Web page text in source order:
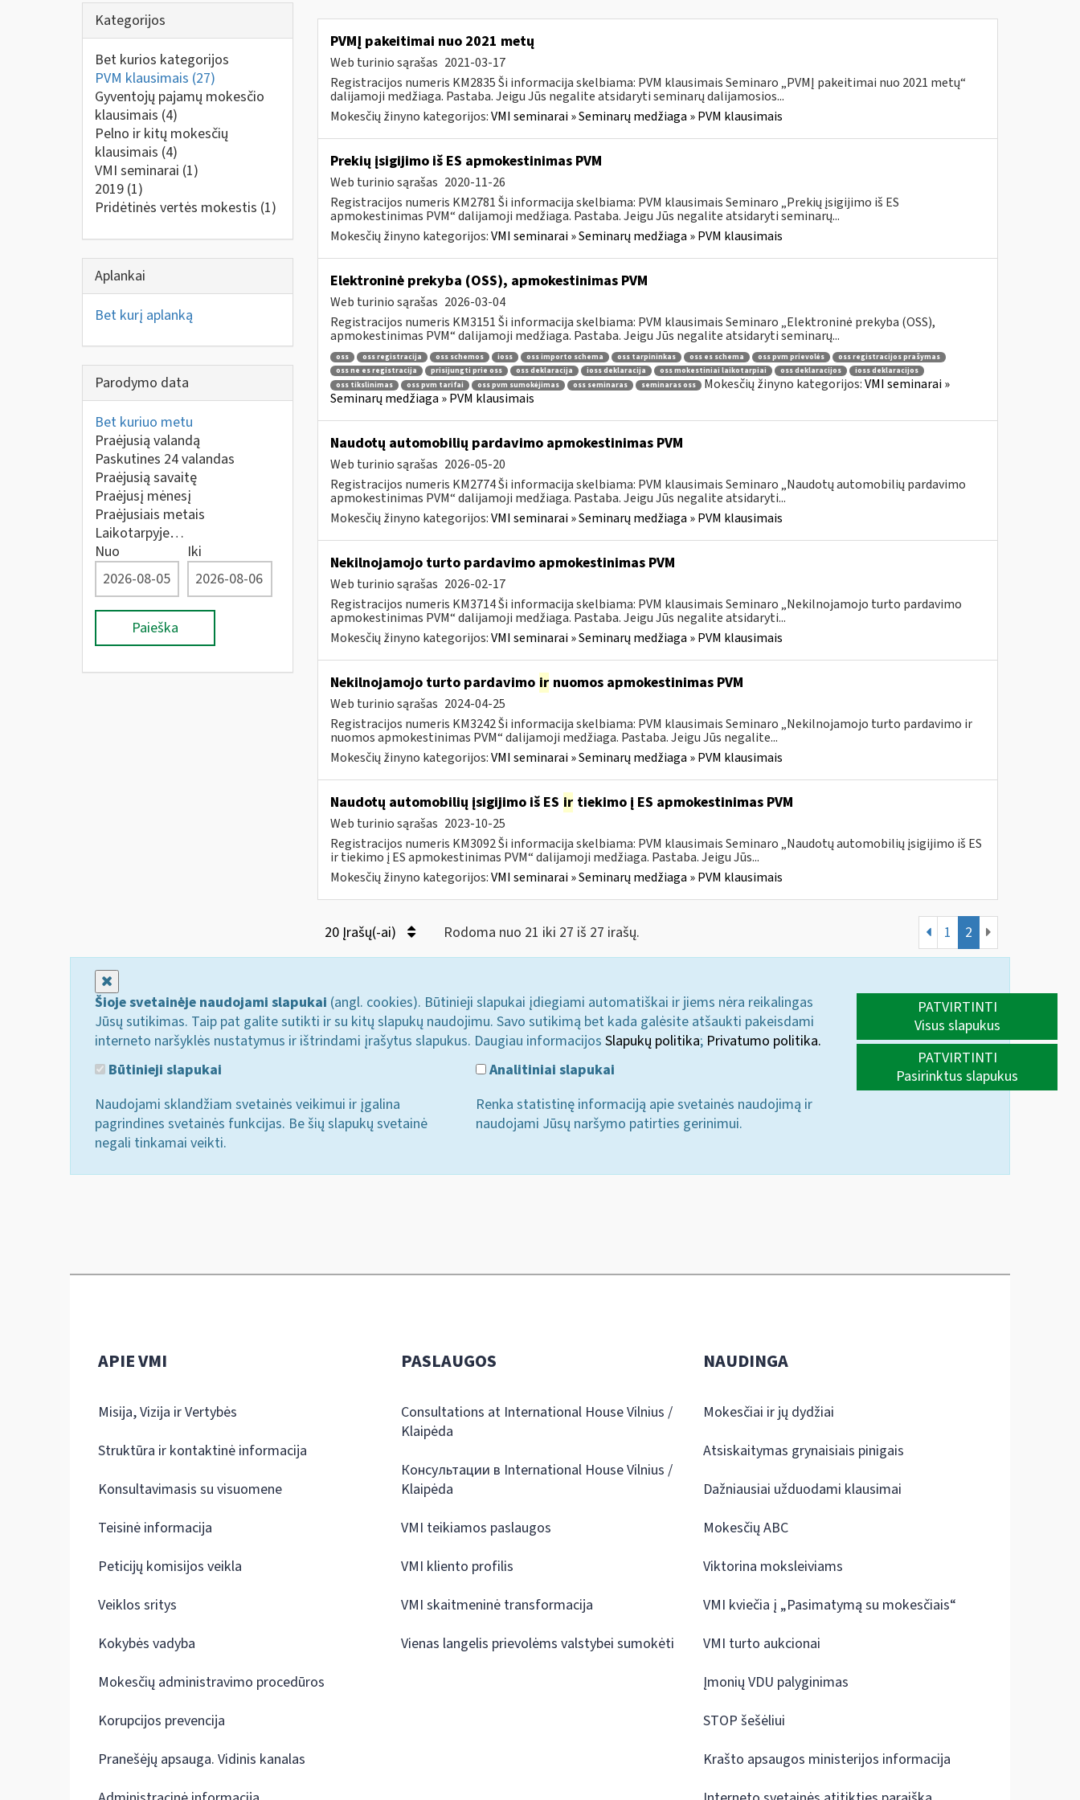
Kategorijos
Bet kurios kategorijos
PVM klausimais (27)
Gyventojų pajamų mokesčio
klausimais (4)
Pelno ir kitų mokesčių
klausimais (4)
VMI seminarai (1)
2019 (1)
Pridėtinės vertės mokestis (1)
Aplankai
Bet kurį aplanką
Parodymo data
Bet kuriuo metu
Praėjusią valandą
Paskutines 24 valandas
Praėjusią savaitę
Praėjusį mėnesį
Praėjusiais metais
Laikotarpyje…
Nuo
Iki
Paieška
PVMĮ pakeitimai nuo 2021 metų
Web turinio sąrašas 2021-03-17
Registracijos numeris KM2835 Ši informacija skelbiama: PVM klausimais Seminaro „PVMĮ pakeitimai nuo 2021 metų“
dalijamoji medžiaga. Pastaba. Jeigu Jūs negalite atsidaryti seminarų dalijamosios...
Mokesčių žinyno kategorijos:VMI seminarai » Seminarų medžiaga » PVM klausimais
Prekių įsigijimo iš ES apmokestinimas PVM
Web turinio sąrašas 2020-11-26
Registracijos numeris KM2781 Ši informacija skelbiama: PVM klausimais Seminaro „Prekių įsigijimo iš ES
apmokestinimas PVM“ dalijamoji medžiaga. Pastaba. Jeigu Jūs negalite atsidaryti seminarų...
Mokesčių žinyno kategorijos:VMI seminarai » Seminarų medžiaga » PVM klausimais
Elektroninė prekyba (OSS), apmokestinimas PVM
Web turinio sąrašas 2026-03-04
Registracijos numeris KM3151 Ši informacija skelbiama: PVM klausimais Seminaro „Elektroninė prekyba (OSS),
apmokestinimas PVM“ dalijamoji medžiaga. Pastaba. Jeigu Jūs negalite atsidaryti seminarų...
oss oss registracija oss schemos ioss oss importo schema oss tarpininkas oss es schema oss pvm prievolės
oss registracijos prašymas
oss ne es registracija
prisijungti prie oss oss deklaracija ioss deklaracija oss mokestiniai laikotarpiai oss deklaracijos
ioss deklaracijos
oss tikslinimas
oss pvm tarifai oss pvm sumokėjimas oss seminaras seminaras oss Mokesčių žinyno kategorijos:VMI seminarai »
Seminarų medžiaga » PVM klausimais
Naudotų automobilių pardavimo apmokestinimas PVM
Web turinio sąrašas 2026-05-20
Registracijos numeris KM2774 Ši informacija skelbiama: PVM klausimais Seminaro „Naudotų automobilių pardavimo
apmokestinimas PVM“ dalijamoji medžiaga. Pastaba. Jeigu Jūs negalite atsidaryti...
Mokesčių žinyno kategorijos:VMI seminarai » Seminarų medžiaga » PVM klausimais
Nekilnojamojo turto pardavimo apmokestinimas PVM
Web turinio sąrašas 2026-02-17
Registracijos numeris KM3714 Ši informacija skelbiama: PVM klausimais Seminaro „Nekilnojamojo turto pardavimo
apmokestinimas PVM“ dalijamoji medžiaga. Pastaba. Jeigu Jūs negalite atsidaryti...
Mokesčių žinyno kategorijos:VMI seminarai » Seminarų medžiaga » PVM klausimais
Nekilnojamojo turto pardavimo irnuomos apmokestinimas PVM
Web turinio sąrašas 2024-04-25
Registracijos numeris KM3242 Ši informacija skelbiama: PVM klausimais Seminaro „Nekilnojamojo turto pardavimo ir
nuomos apmokestinimas PVM“ dalijamoji medžiaga. Pastaba. Jeigu Jūs negalite...
Mokesčių žinyno kategorijos:VMI seminarai » Seminarų medžiaga » PVM klausimais
Naudotų automobilių įsigijimo iš ES irtiekimo į ES apmokestinimas PVM
Web turinio sąrašas 2023-10-25
Registracijos numeris KM3092 Ši informacija skelbiama: PVM klausimais Seminaro „Naudotų automobilių įsigijimo iš ES
ir tiekimo į ES apmokestinimas PVM“ dalijamoji medžiaga. Pastaba. Jeigu Jūs...
Mokesčių žinyno kategorijos:VMI seminarai » Seminarų medžiaga » PVM klausimais
20 Įrašų(-ai) Rodoma nuo 21 iki 27 iš 27 irašų. 1 2
Šioje svetainėje naudojami slapukai (angl. cookies). Būtinieji slapukai įdiegiami automatiškai ir jiems nėra reikalingas
Jūsų sutikimas. Taip pat galite sutikti ir su kitų slapukų naudojimu. Savo sutikimą bet kada galėsite atšaukti pakeisdami
interneto naršyklės nustatymus ir ištrindami įrašytus slapukus. Daugiau informacijos Slapukų politika; Privatumo politika.
Būtinieji slapukai
Naudojami sklandžiam svetainės veikimui ir įgalina
pagrindines svetainės funkcijas. Be šių slapukų svetainė
negali tinkamai veikti.
Analitiniai slapukai
Renka statistinę informaciją apie svetainės naudojimą ir
naudojami Jūsų naršymo patirties gerinimui.
PATVIRTINTI
Visus slapukus
PATVIRTINTI
Pasirinktus slapukus
APIE VMI
Misija, Vizija ir Vertybės
Struktūra ir kontaktinė informacija
Konsultavimasis su visuomene
Teisinė informacija
Peticijų komisijos veikla
Veiklos sritys
Kokybės vadyba
Mokesčių administravimo procedūros
Korupcijos prevencija
Pranešėjų apsauga. Vidinis kanalas
PASLAUGOS
Consultations at International House Vilnius /
Klaipėda
Консультации в International House Vilnius /
Klaipėda
VMI teikiamos paslaugos
VMI kliento profilis
VMI skaitmeninė transformacija
Vienas langelis prievolėms valstybei sumokėti
NAUDINGA
Mokesčiai ir jų dydžiai
Atsiskaitymas grynaisiais pinigais
Dažniausiai užduodami klausimai
Mokesčių ABC
Viktorina moksleiviams
VMI kviečia į „Pasimatymą su mokesčiais“
VMI turto aukcionai
Įmonių VDU palyginimas
STOP šešėliui
Krašto apsaugos ministerijos informacija